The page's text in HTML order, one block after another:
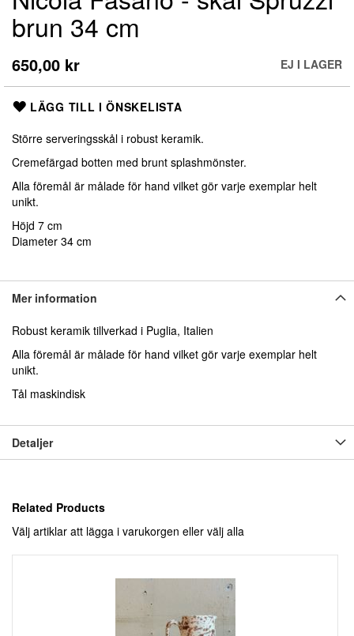
brun 34 cm
650,00 kr EJ I LAGER
LÄGG TILL I ÖNSKELISTA
Större serveringsskål i robust keramik.
Cremefärgad botten med brunt splashmönster.
Alla föremål är målade för hand vilket gör varje exemplar helt
unikt.
Höjd 7 cm
Diameter 34 cm
till
början
av
bildgalleriet
Mer information
Robust keramik tillverkad i Puglia, Italien
Alla föremål är målade för hand vilket gör varje exemplar helt
unikt.
Tål maskindisk
Detaljer
Related Products
Välj artiklar att lägga i varukorgen eller välj alla